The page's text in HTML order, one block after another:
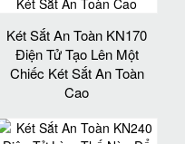
Két Sắt An Toàn KN170
Điện Tử Tạo Lên Một
Chiếc Két Sắt An Toàn
Cao